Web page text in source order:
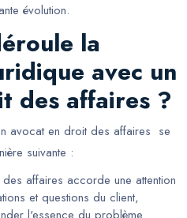
évolution.
la
avec un
des affaires ?
avocat en droit des affaires se
suivante :
affaires accorde une attention
et questions du client,